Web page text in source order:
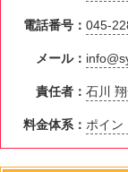
電話番号：045-
メール：
責任者：石川
料金体系： ポイン